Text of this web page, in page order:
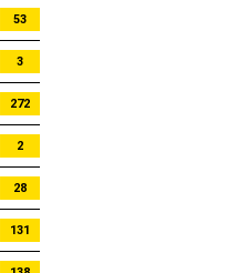
53
3
272
2
28
131